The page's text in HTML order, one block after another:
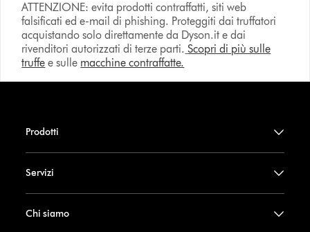
ATTENZIONE: evita prodotti contraffatti, siti web
falsificati ed e-mail di phishing. Proteggiti dai truffatori
acquistando solo direttamente da Dyson.it e dai
rivenditori autorizzati di terze parti. Scopri di più sulle
truffe e sulle macchine contraffatte.
Prodotti
Servizi
Chi siamo